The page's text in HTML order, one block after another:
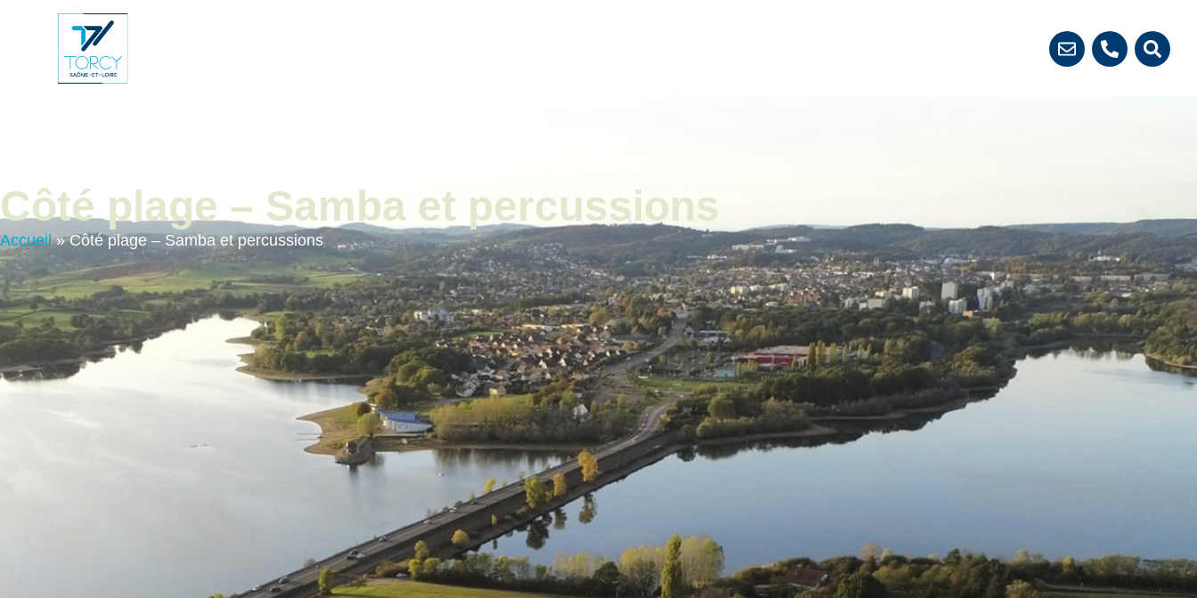
Côté plage – Samba et percussions
Accueil»Côté plage – Samba et percussions